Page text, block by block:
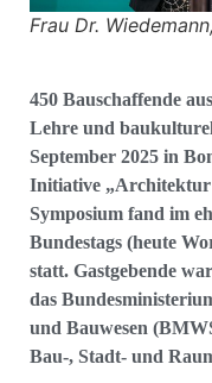
Frau Dr.
450 Bauschaffende
Lehre und
September 2025 in
Initiative
Symposium fand im
Bundestags (heute
statt. Gastgebende
das
und Bauwesen
Bau-, Stadt- und